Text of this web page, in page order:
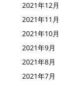
2022年1月
2021年12月
2021年11月
2021年10月
2021年9月
2021年8月